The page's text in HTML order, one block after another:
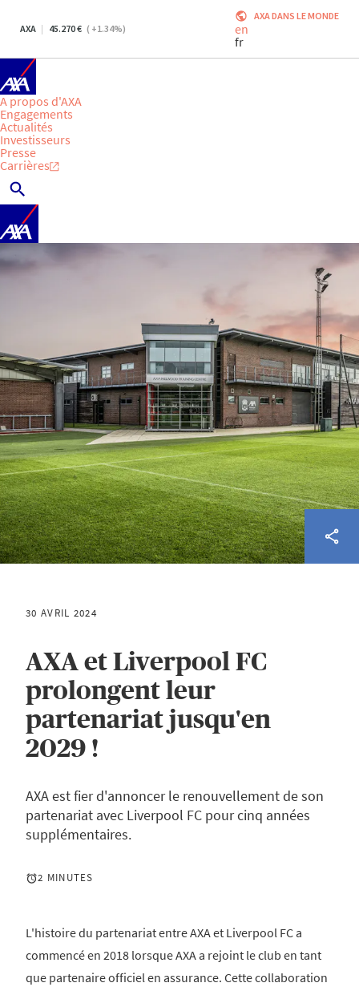
AXA 45.270 ( +1.34%)
AXA DANS LE MONDE
en
fr
A propos d'AXA
Engagements
Actualités
Investisseurs
Presse
Carrières
30 AVRIL 2024
AXA et Liverpool FC
prolongent leur
partenariat jusqu'en
2029 !
AXA est fier d'annoncer le renouvellement de son
partenariat avec Liverpool FC pour cinq années
supplémentaires.
2 MINUTES
L'histoire du partenariat entre AXA et Liverpool FC a
commencé en 2018 lorsque AXA a rejoint le club en tant
que partenaire officiel en assurance. Cette collaboration